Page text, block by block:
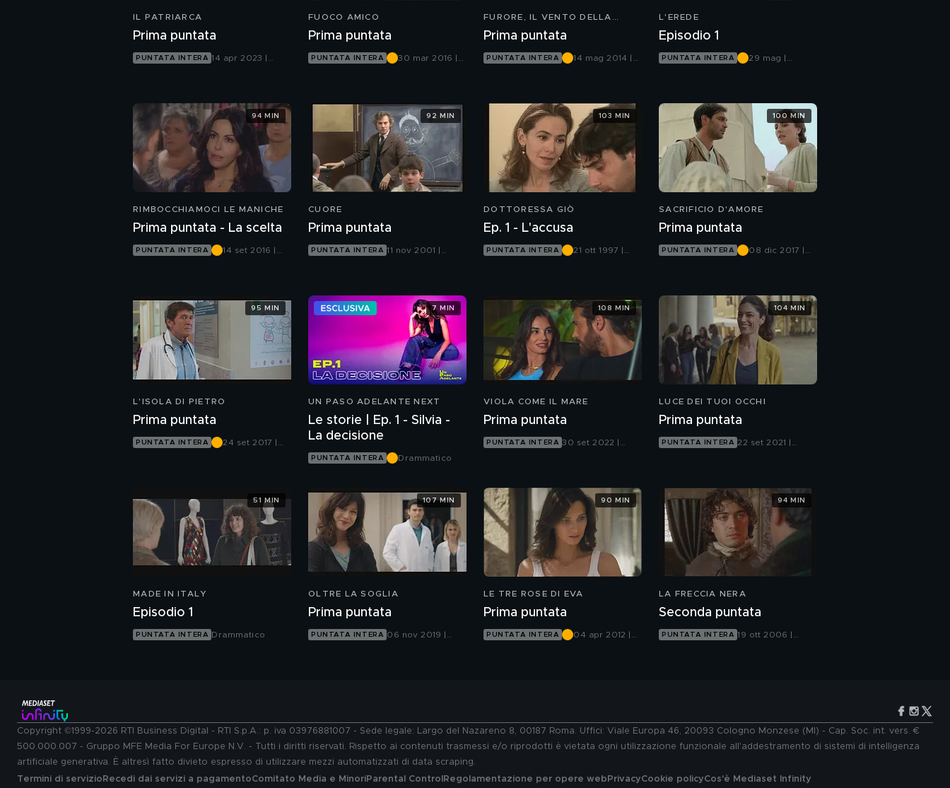
IL PATRIARCA
Prima puntata
PUNTATA INTERA 14 apr 2023 |
FUOCO AMICO
Prima puntata
PUNTATA INTERA
30 mar 2016 |
FURORE, IL VENTO DELLA
Prima puntata
PUNTATA INTERA
14 mag 2014 |
L'EREDE
Episodio 1
PUNTATA INTERA
29 mag |
RIMBOCCHIAMOCI LE MANICHE
Prima puntata - La scelta
PUNTATA INTERA
14 set 2016 |
94 MIN
CUORE
Prima puntata
PUNTATA INTERA 11 nov 2001 |
92 MIN
DOTTORESSA GIÒ
Ep. 1 - L'accusa
PUNTATA INTERA
21 ott 1997 |
103 MIN
SACRIFICIO D'AMORE
Prima puntata
PUNTATA INTERA
08 dic 2017 |
100 MIN
L'ISOLA DI PIETRO
Prima puntata
PUNTATA INTERA
24 set 2017 |
95 MIN
UN PASO ADELANTE NEXT
Le storie | Ep. 1 - Silvia -
La decisione
PUNTATA INTERA Drammatico
7 MIN
VIOLA COME IL MARE
Prima puntata
PUNTATA INTERA 30 set 2022 |
108 MIN
LUCE DEI TUOI OCCHI
Prima puntata
PUNTATA INTERA 22 set 2021 |
104 MIN
MADE IN ITALY
Episodio 1
PUNTATA INTERA Drammatico
51 MIN
OLTRE LA SOGLIA
Prima puntata
PUNTATA INTERA 06 nov 2019 |
107 MIN
LE TRE ROSE DI EVA
Prima puntata
PUNTATA INTERA
04 apr 2012 |
90 MIN
LA FRECCIA NERA
Seconda puntata
PUNTATA INTERA 19 ott 2006 |
94 MIN
Copyright ©1999-2026 RTI Business Digital - RTI S.p.A.: p. iva 03976881007 - Sede legale: Largo del Nazareno 8, 00187 Roma. Uffici: Viale Europa 46, 20093 Cologno Monzese (MI) - Cap. Soc. int. vers. €
500.000.007 - Gruppo MFE Media For Europe N.V. - Tutti i diritti riservati. Rispetto ai contenuti trasmessi e/o riprodotti è vietata ogni utilizzazione funzionale all'addestramento di sistemi di intelligenza
artificiale generativa. È altresì fatto divieto espresso di utilizzare mezzi automatizzati di data scraping.
Termini di servizio Recedi dai servizi a pagamentoComitato Media e MinoriParental Control Regolamentazione per opere web PrivacyCookie policyCos'è Mediaset Infinity